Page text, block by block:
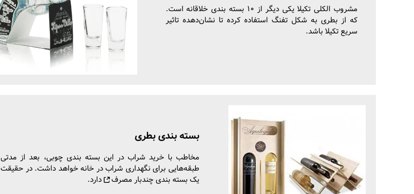
مشروب الکلی تکیلا یکی دیگر از ۱۰ بسته بندی خلاقانه است.
که از بطری به شکل تفنگ استفاده کرده تا نشان‌دهده تاثیر
سریع تکیلا باشد.
بسته بندی بطری
مخاطب با خرید شراب در این بسته بندی چوبی، بعد از مدتی
طبقه‌هایی برای نگهداری شراب در خانه خواهد داشت. در حقیقت
یک بسته بندی چندبار مصرف دارد.